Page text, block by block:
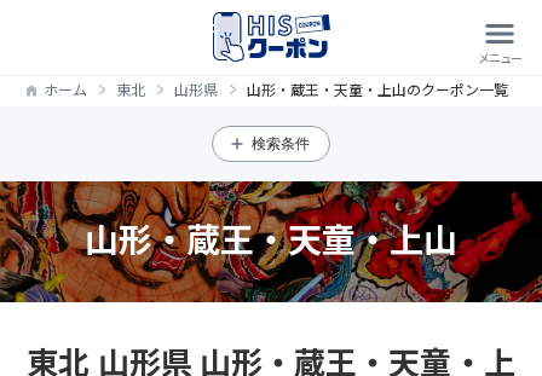
ホーム 東北 山形県 山形・蔵王・天童・上山のクーポン一覧
検索条件
山形・蔵王・天童・上山
東北 山形県 山形・蔵王・天童・上